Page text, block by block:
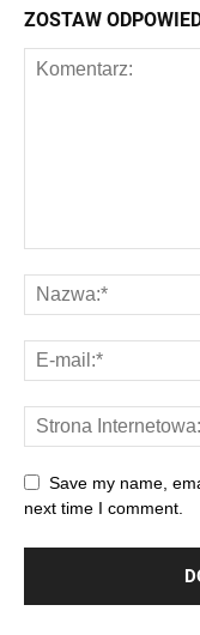
ZOSTAW
Save my name,
next time I comment.